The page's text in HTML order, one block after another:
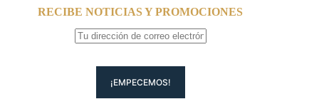
RECIBE NOTICIAS Y PROMOCIONES